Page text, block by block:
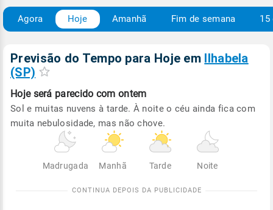
Agora Hoje Amanhã Fim de semana 15
Previsão do Tempo para Hoje em Ilhabela
(SP)
Hoje será parecido com ontem
Sol e muitas nuvens à tarde. À noite o céu ainda fica com
muita nebulosidade, mas não chove.
Madrugada Manhã Tarde Noite